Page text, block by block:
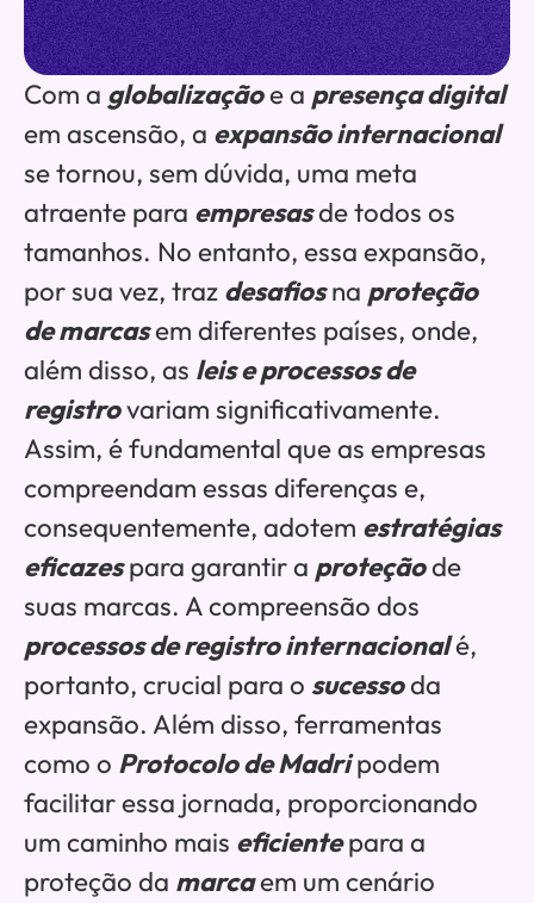
Com a globalizaçãoe a presença digital
em ascensão, a expansão internacional
se tornou, sem dúvida, uma meta
atraente para empresasde todos os
tamanhos. No entanto, essa expansão,
por sua vez, traz desafiosna proteção
de marcasem diferentes países, onde,
além disso, as leis e processos de
registrovariam significativamente.
Assim, é fundamental que as empresas
compreendam essas diferenças e,
consequentemente, adotem estratégias
eficazespara garantir a proteçãode
suas marcas. A compreensão dos
processos de registro internacionalé,
portanto, crucial para o sucessoda
expansão. Além disso, ferramentas
como o Protocolo de Madripodem
facilitar essa jornada, proporcionando
um caminho mais eficientepara a
proteção da marcaem um cenário